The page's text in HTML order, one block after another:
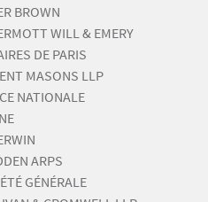
BROWN
WILL & EMERY
DE PARIS
MASONS LLP
NATIONALE
ARPS
GÉNÉRALE